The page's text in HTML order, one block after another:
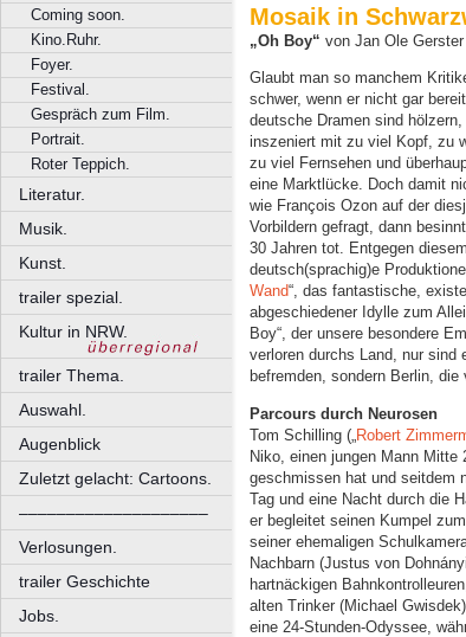
Coming soon.
Kino.Ruhr.
Foyer.
Festival.
Gespräch zum Film.
Portrait.
Roter Teppich.
Literatur.
Musik.
Kunst.
trailer spezial.
Kultur in NRW.
trailer Thema.
Auswahl.
Augenblick
Zuletzt gelacht: Cartoons.
––––––––––––––––––––
Verlosungen.
trailer Geschichte
Jobs.
Mosaik in
„Oh Boy“ von Jan Ole Gerster
Glaubt man so manchem
schwer, wenn er nicht gar
deutsche Dramen sind
inszeniert mit zu viel Kopf, zu
zu viel Fernsehen und
eine Marktlücke. Doch damit
wie François Ozon auf der
Vorbildern gefragt, dann
30 Jahren tot. Entgegen
deutsch(sprachig)e
Wand“, das fantastische,
abgeschiedener Idylle zum
Boy“, der unsere besondere
verloren durchs Land, nur sind
befremden, sondern Berlin,
Parcours durch Neurosen
Tom Schilling („ Robert
Niko, einen jungen Mann
geschmissen hat und seitdem
Tag und eine Nacht durch die
er begleitet seinen Kumpel
seiner ehemaligen
Nachbarn (Justus von
hartnäckigen
alten Trinker (Michael
eine 24-Stunden-Odyssee,